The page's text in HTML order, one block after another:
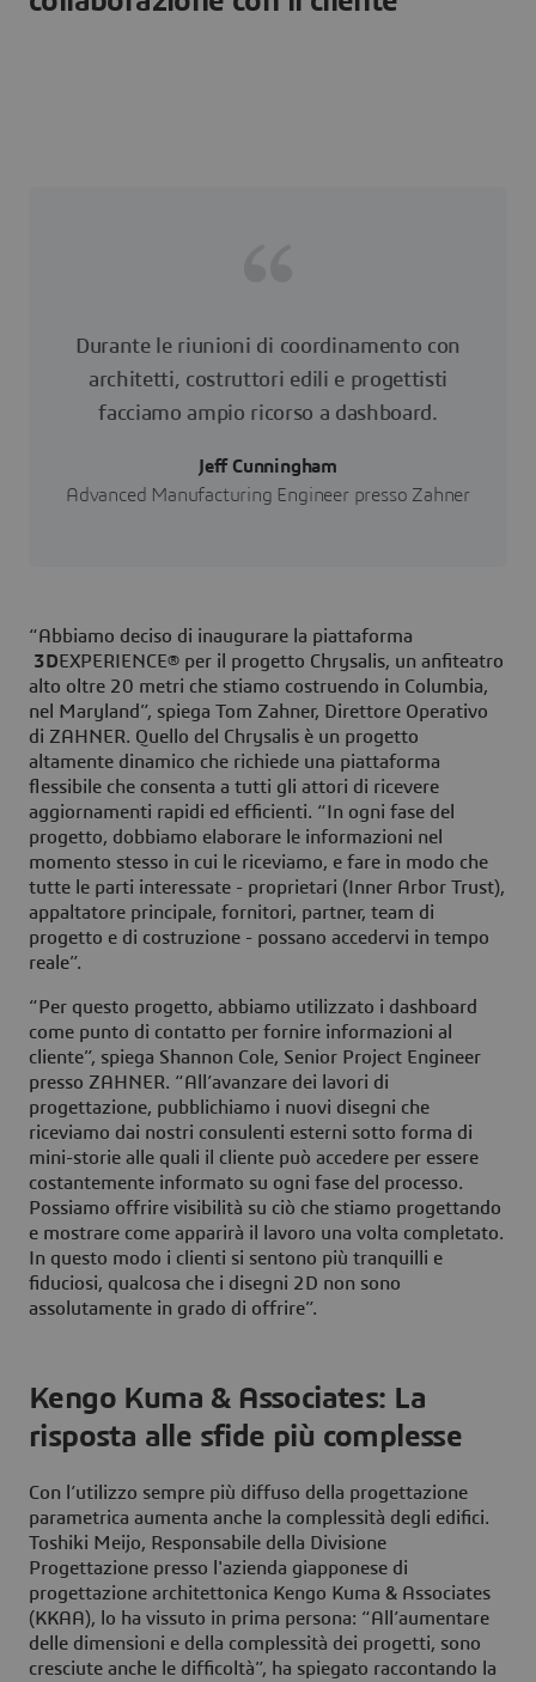
Durante le riunioni di coordinamento con
architetti, costruttori edili e progettisti
facciamo ampio ricorso a dashboard.
Jeff Cunningham
Advanced Manufacturing Engineer presso Zahner
“Abbiamo deciso di inaugurare la piattaforma
3DEXPERIENCE® per il progetto Chrysalis, un anfiteatro
alto oltre 20 metri che stiamo costruendo in Columbia,
nel Maryland”, spiega Tom Zahner, Direttore Operativo
di ZAHNER. Quello del Chrysalis è un progetto
altamente dinamico che richiede una piattaforma
flessibile che consenta a tutti gli attori di ricevere
aggiornamenti rapidi ed efficienti. “In ogni fase del
progetto, dobbiamo elaborare le informazioni nel
momento stesso in cui le riceviamo, e fare in modo che
tutte le parti interessate - proprietari (Inner Arbor Trust),
appaltatore principale, fornitori, partner, team di
progetto e di costruzione - possano accedervi in tempo
reale”.
“Per questo progetto, abbiamo utilizzato i dashboard
come punto di contatto per fornire informazioni al
cliente”, spiega Shannon Cole, Senior Project Engineer
presso ZAHNER. “All’avanzare dei lavori di
progettazione, pubblichiamo i nuovi disegni che
riceviamo dai nostri consulenti esterni sotto forma di
mini-storie alle quali il cliente può accedere per essere
costantemente informato su ogni fase del processo.
Possiamo offrire visibilità su ciò che stiamo progettando
e mostrare come apparirà il lavoro una volta completato.
In questo modo i clienti si sentono più tranquilli e
fiduciosi, qualcosa che i disegni 2D non sono
assolutamente in grado di offrire”.
Kengo Kuma & Associates: La
risposta alle sfide più complesse
Con l’utilizzo sempre più diffuso della progettazione
parametrica aumenta anche la complessità degli edifici.
Toshiki Meijo, Responsabile della Divisione
Progettazione presso l'azienda giapponese di
progettazione architettonica Kengo Kuma & Associates
(KKAA), lo ha vissuto in prima persona: “All’aumentare
delle dimensioni e della complessità dei progetti, sono
cresciute anche le difficoltà”, ha spiegato raccontando la